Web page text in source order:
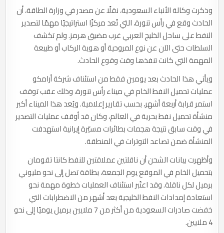
وذكرت وكالة الأنباء السعودية، نقلًا عن مصدر في وزارة الطاقة، أن
الحادث وقع في رأس تنورة، التي تُعد مركزًا استراتيجيًا مهمًا لتصدير
النفط على ساحل الخليج العربي غرب مضيق هرمز. ولم تكشف
السلطات حتى الآن عن نوع المروحية أو هوية الركاب أو طبيعة
المهمة التي كانت تنفذها وقت وقوع الحادث.
ويأتي هذا الحادث بعد يومين فقط من استئناف شركة أرامكو
عمليات تحميل النفط الخام في ميناء رأس تنورة، وذلك عقب توقف
استمر قرابة أربعة أشهر، بحسب تقارير إعلامية. ويُعد هذا الميناء أكبر
منشأة تحميل نفط بحرية في العالم، وكان قد أوقف عمليات التصدير
في وقت سابق نتيجة هجمات بطائرات مسيّرة إيرانية استهدفت
المنشأة ضمن تصاعد التوترات في المنطقة.
وأظهرت بيانات الشحن أن ناقلتين عملاقتين للنفط كانتا تقومان
بتحميل الخام في الموقع يوم الجمعة، بطاقة تصل إلى نحو مليوني
برميل لكل ناقلة. وقد اعتُبر استئناف العمليات خطوة مهمة نحو
استعادة إمدادات النفط الخليجية بعد أشهر من الاضطرابات التي
خفضت صادرات السعودية من أكثر من 7 ملايين برميل يوميًا إلى نحو
4 ملايين.